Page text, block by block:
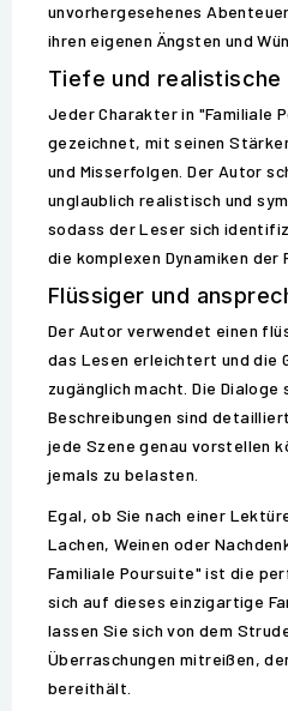
unvorhergesehenes
ihren eigenen Ängsten und
Tiefe und realistische
Jeder Charakter in "Familiale
gezeichnet, mit seinen
und Misserfolgen. Der Autor
unglaublich realistisch und
sodass der Leser sich
die komplexen Dynamiken der
Flüssiger und
Der Autor verwendet einen
das Lesen erleichtert und die
zugänglich macht. Die
Beschreibungen sind
jede Szene genau vorstellen
jemals zu belasten.
Egal, ob Sie nach einer
Lachen, Weinen oder
Familiale Poursuite" ist die
sich auf dieses einzigartige
lassen Sie sich von dem
Überraschungen mitreißen,
bereithält.